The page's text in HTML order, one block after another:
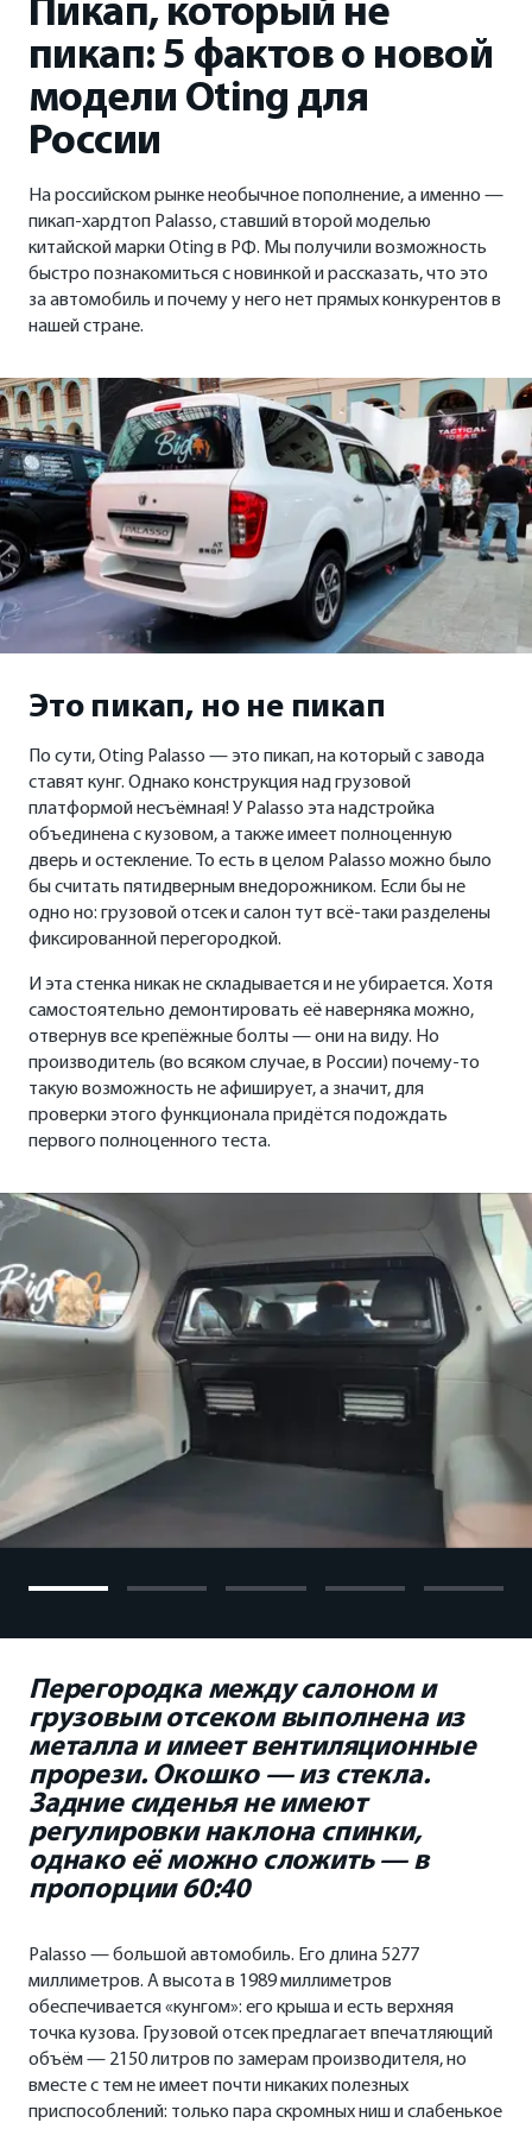
ФИНАНСЫ И КРЕДИТ
Кредитные программы
Рассчитать кредит
Страхование
Пикап, который не
пикап: 5 фактов о новой
модели Oting для
России
На российском рынке необычное пополнение, а именно —
пикап-хардтоп Palasso, ставший второй моделью
китайской марки Oting в РФ. Мы получили возможность
быстро познакомиться с новинкой и рассказать, что это
за автомобиль и почему у него нет прямых конкурентов в
нашей стране.
Это пикап, но не пикап
По сути, Oting Palasso — это пикап, на который с завода
ставят кунг. Однако конструкция над грузовой
платформой несъёмная! У Palasso эта надстройка
объединена с кузовом, а также имеет полноценную
дверь и остекление. То есть в целом Palasso можно было
бы считать пятидверным внедорожником. Если бы не
одно но: грузовой отсек и салон тут всё-таки разделены
фиксированной перегородкой.
И эта стенка никак не складывается и не убирается. Хотя
самостоятельно демонтировать её наверняка можно,
отвернув все крепёжные болты — они на виду. Но
производитель (во всяком случае, в России) почему-то
такую возможность не афиширует, а значит, для
проверки этого функционала придётся подождать
первого полноценного теста.
Перегородка между салоном и
грузовым отсеком выполнена из
металла и имеет вентиляционные
прорези. Окошко — из стекла.
Задние сиденья не имеют
регулировки наклона спинки,
однако её можно сложить — в
пропорции 60:40
Palasso — большой автомобиль. Его длина 5277
миллиметров. А высота в 1989 миллиметров
обеспечивается «кунгом»: его крыша и есть верхняя
точка кузова. Грузовой отсек предлагает впечатляющий
объём — 2150 литров по замерам производителя, но
вместе с тем не имеет почти никаких полезных
приспособлений: только пара скромных ниш и слабенькое